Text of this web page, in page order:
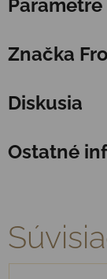
Parametre
Značka
Diskusia
Ostatné